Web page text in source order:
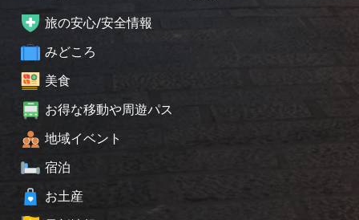
旅の安心/安全情報
みどころ
美食
お得な移動や周遊パス
地域イベント
宿泊
お土産